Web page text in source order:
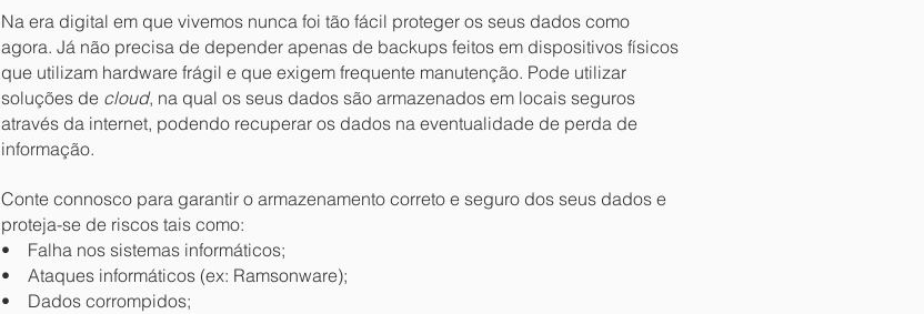
Na era digital em que vivemos nunca foi tão fácil proteger os seus dados como
agora. Já não precisa de depender apenas de backups feitos em dispositivos físicos
que utilizam hardware frágil e que exigem frequente manutenção. Pode utilizar
soluções de cloud, na qual os seus dados são armazenados em locais seguros
através da internet, podendo recuperar os dados na eventualidade de perda de
informação.
Conte connosco para garantir o armazenamento correto e seguro dos seus dados e
proteja-se de riscos tais como:
• Falha nos sistemas informáticos;
• Ataques informáticos (ex: Ramsonware);
• Dados corrompidos;